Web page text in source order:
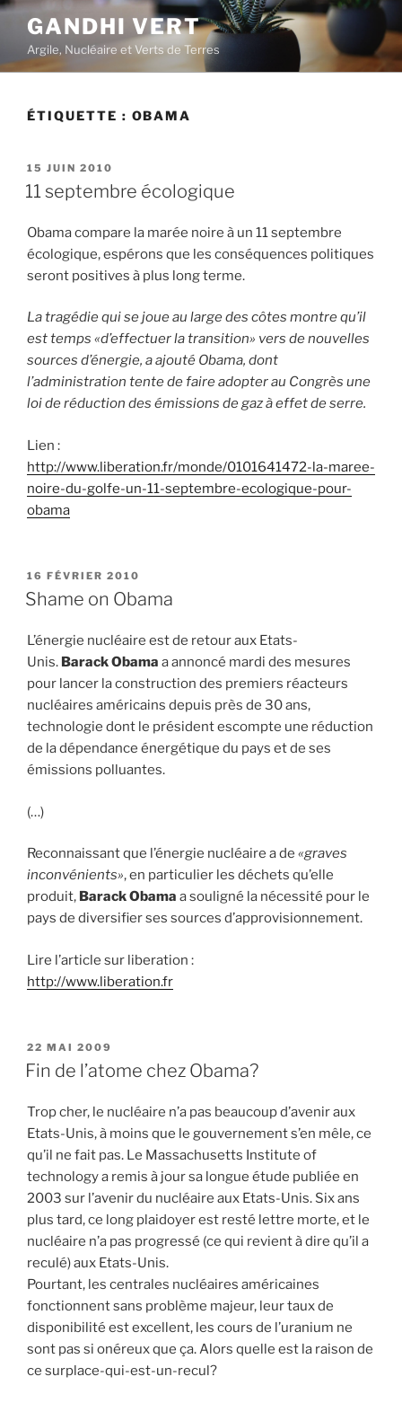
Aller
contenu
principal
GANDHI VERT
Argile, Nucléaire et Verts de Terres
ÉTIQUETTE : OBAMA
PUBLIÉ
LE
15 JUIN 2010
11 septembre écologique
Obama compare la marée noire à un 11 septembre
écologique, espérons que les conséquences politiques
seront positives à plus long terme.
La tragédie qui se joue au large des côtes montre qu’il
est temps «d’effectuer la transition» vers de nouvelles
sources d’énergie, a ajouté Obama, dont
l’administration tente de faire adopter au Congrès une
loi de réduction des émissions de gaz à effet de serre.
Lien :
http://www.liberation.fr/monde/0101641472-la-maree-
noire-du-golfe-un-11-septembre-ecologique-pour-
obama
PUBLIÉ
LE
16 FÉVRIER 2010
Shame on Obama
L’énergie nucléaire est de retour aux Etats-
Unis. Barack Obama a annoncé mardi des mesures
pour lancer la construction des premiers réacteurs
nucléaires américains depuis près de 30 ans,
technologie dont le président escompte une réduction
de la dépendance énergétique du pays et de ses
émissions polluantes.
(…)
Reconnaissant que l’énergie nucléaire a de «graves
inconvénients», en particulier les déchets qu’elle
produit, Barack Obama a souligné la nécessité pour le
pays de diversifier ses sources d’approvisionnement.
Lire l’article sur liberation :
http://www.liberation.fr
PUBLIÉ
LE
22 MAI 2009
Fin de l’atome chez Obama?
Trop cher, le nucléaire n’a pas beaucoup d’avenir aux
Etats-Unis, à moins que le gouvernement s’en mêle, ce
qu’il ne fait pas. Le Massachusetts Institute of
technology a remis à jour sa longue étude publiée en
2003 sur l’avenir du nucléaire aux Etats-Unis. Six ans
plus tard, ce long plaidoyer est resté lettre morte, et le
nucléaire n’a pas progressé (ce qui revient à dire qu’il a
reculé) aux Etats-Unis.
Pourtant, les centrales nucléaires américaines
fonctionnent sans problème majeur, leur taux de
disponibilité est excellent, les cours de l’uranium ne
sont pas si onéreux que ça. Alors quelle est la raison de
ce surplace-qui-est-un-recul?